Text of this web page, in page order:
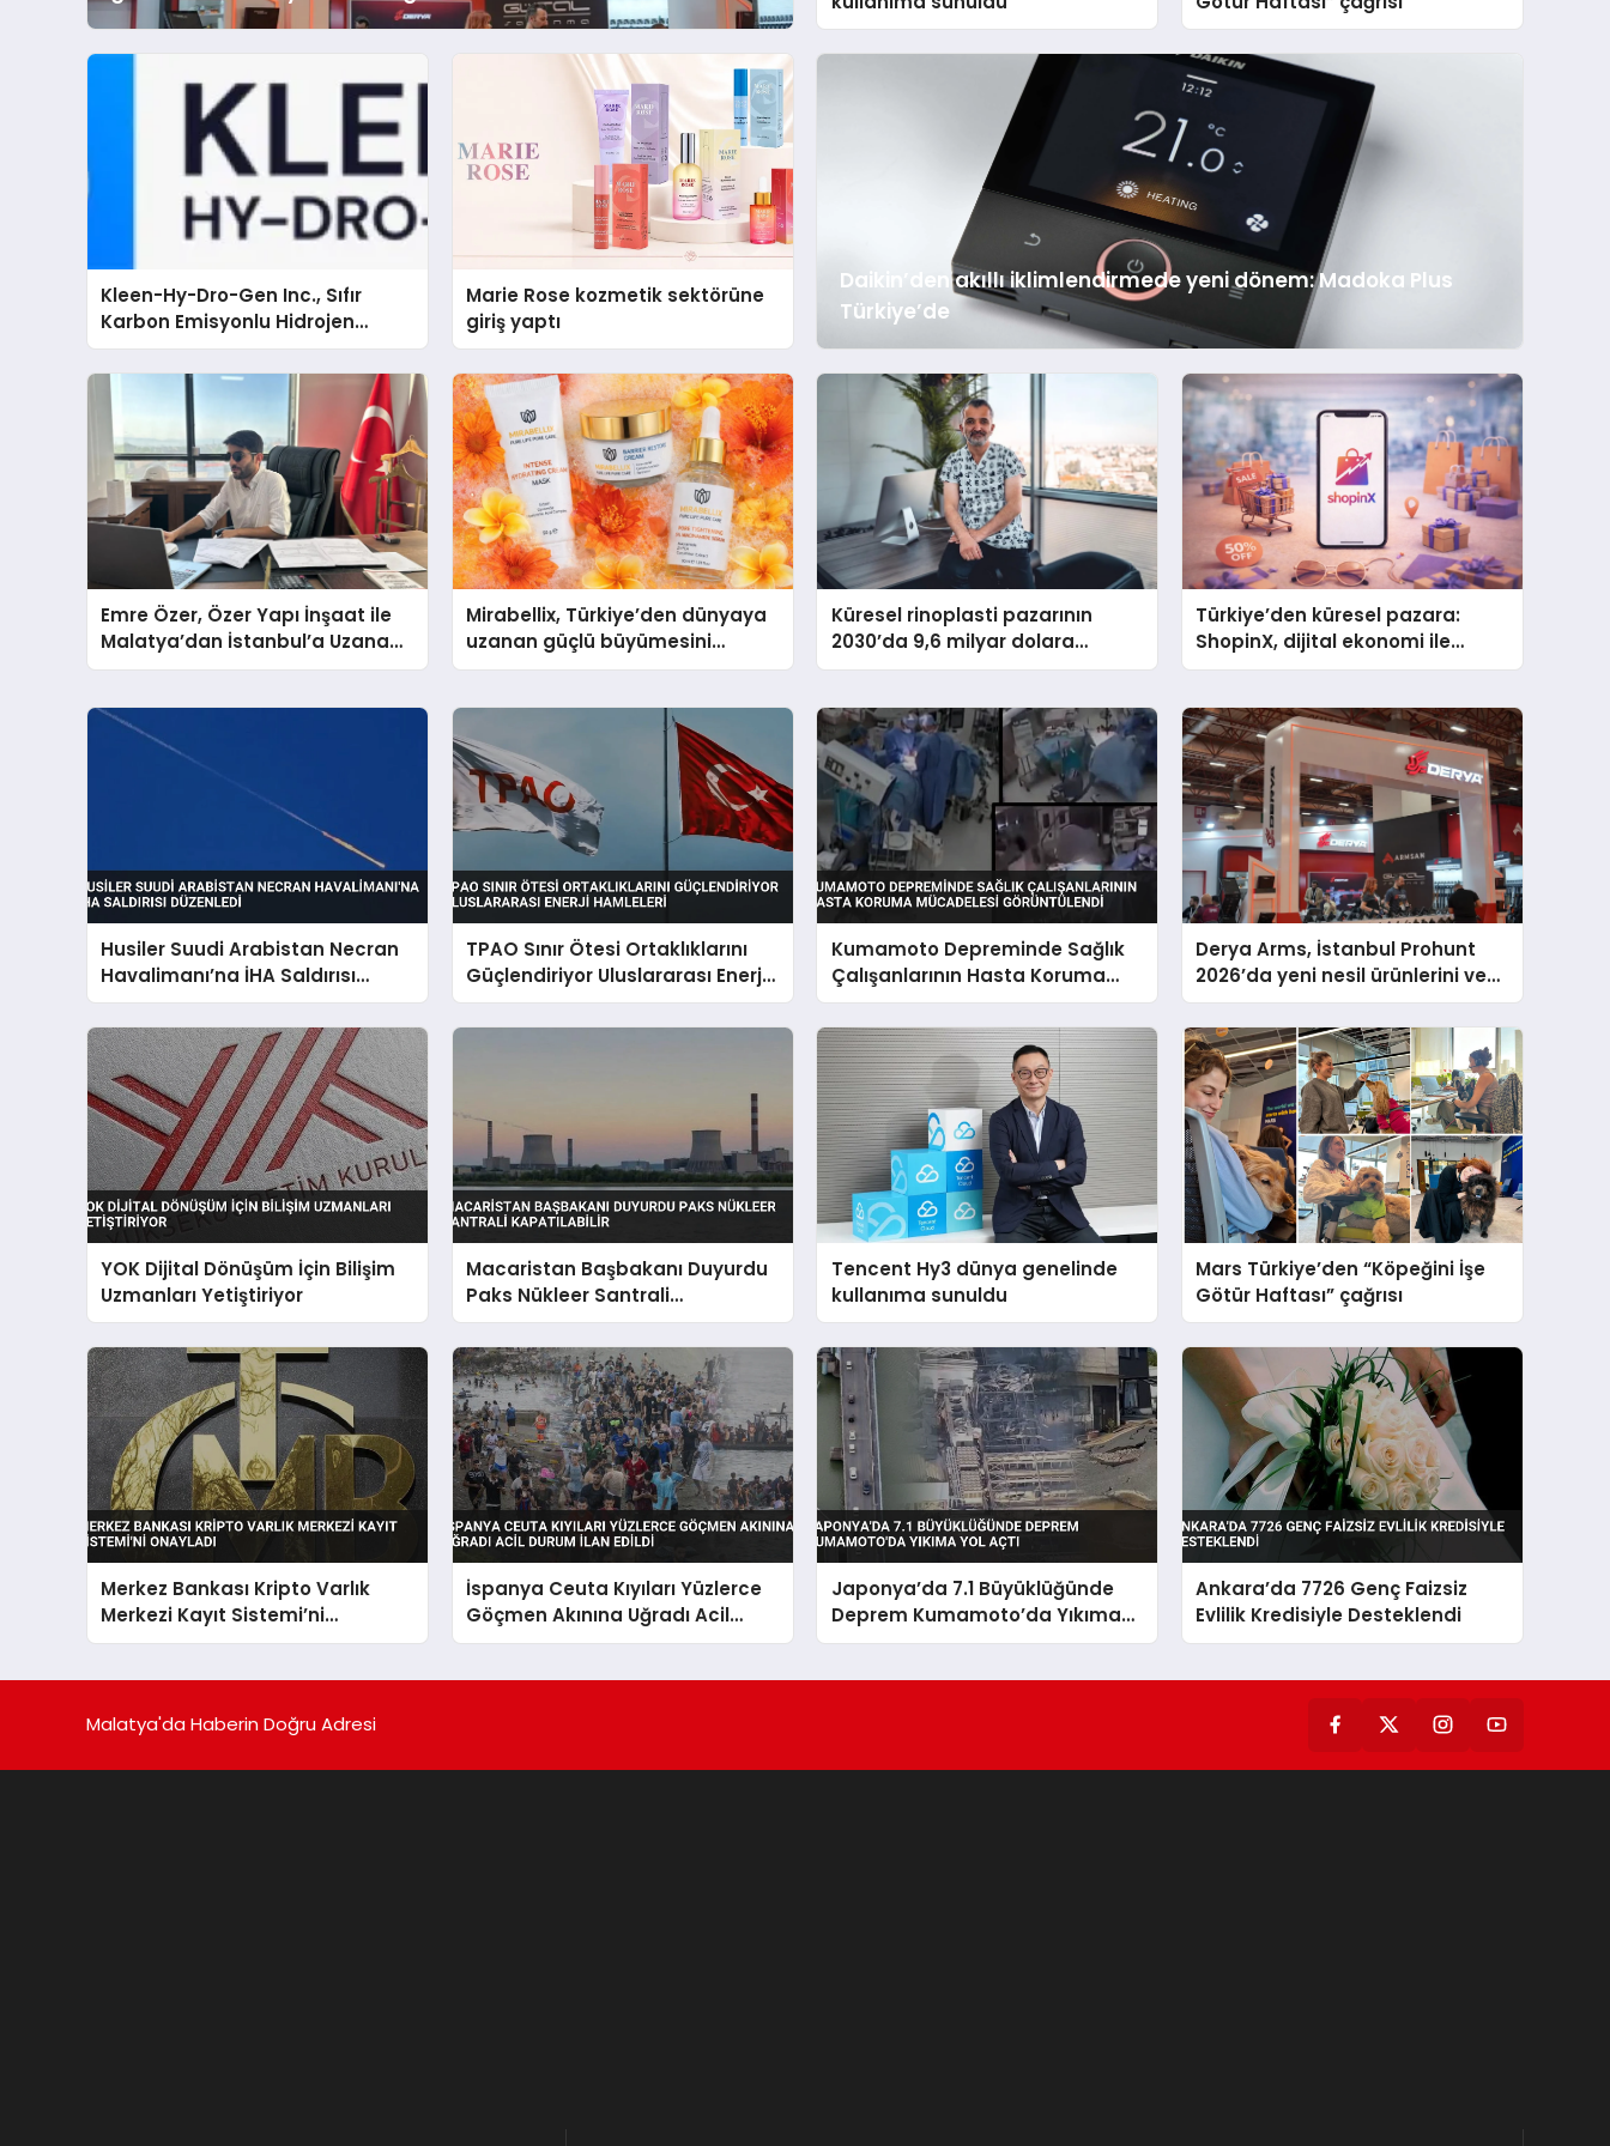
Kleen-Hy-Dro-Gen Inc., Sıfır
Karbon Emisyonlu Hidrojen
Isıtma Teknolojisinde ISO ve
TSSA Düzenleyici Onaylarını Aldı
Marie Rose kozmetik sektörüne
giriş yaptı
Daikin’den akıllı iklimlendirmede yeni dönem: Madoka Plus
Türkiye’de
Emre Özer, Özer Yapı İnşaat ile
Malatya’dan İstanbul’a Uzanan
Başarı Hikâyesi Yazıyor
Mirabellix, Türkiye’den dünyaya
uzanan güçlü büyümesini
sürdürüyor
Küresel rinoplasti pazarının
2030’da 9,6 milyar dolara
ulaşması bekleniyor
Türkiye’den küresel pazara:
ShopinX, dijital ekonomi ile
gerçek dünya alışverişini bir
Husiler Suudi Arabistan Necran
Havalimanı’na İHA Saldırısı
Düzenledi
TPAO Sınır Ötesi Ortaklıklarını
Güçlendiriyor Uluslararası Enerji
Hamleleri
Kumamoto Depreminde Sağlık
Çalışanlarının Hasta Koruma
Mücadelesi Görüntülendi
Derya Arms, İstanbul Prohunt
2026’da yeni nesil ürünlerini ve
global marka vizyonunu
sergiledi
YOK Dijital Dönüşüm İçin Bilişim
Uzmanları Yetiştiriyor
Macaristan Başbakanı Duyurdu
Paks Nükleer Santrali
Kapatılabilir
Tencent Hy3 dünya genelinde
kullanıma sunuldu
Mars Türkiye’den “Köpeğini İşe
Götür Haftası” çağrısı
Merkez Bankası Kripto Varlık
Merkezi Kayıt Sistemi’ni
Onayladı
İspanya Ceuta Kıyıları Yüzlerce
Göçmen Akınına Uğradı Acil
Durum İlan Edildi
Japonya’da 7.1 Büyüklüğünde
Deprem Kumamoto’da Yıkıma
Yol Açtı
Ankara’da 7726 Genç Faizsiz
Evlilik Kredisiyle Desteklendi
Malatya'da Haberin Doğru Adresi